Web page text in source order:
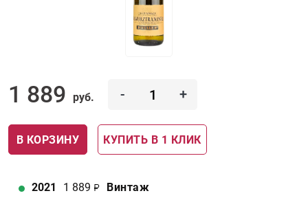
1 889 руб. - +
В КОРЗИНУ КУПИТЬ В 1 КЛИК
2021 1 889 Винтаж